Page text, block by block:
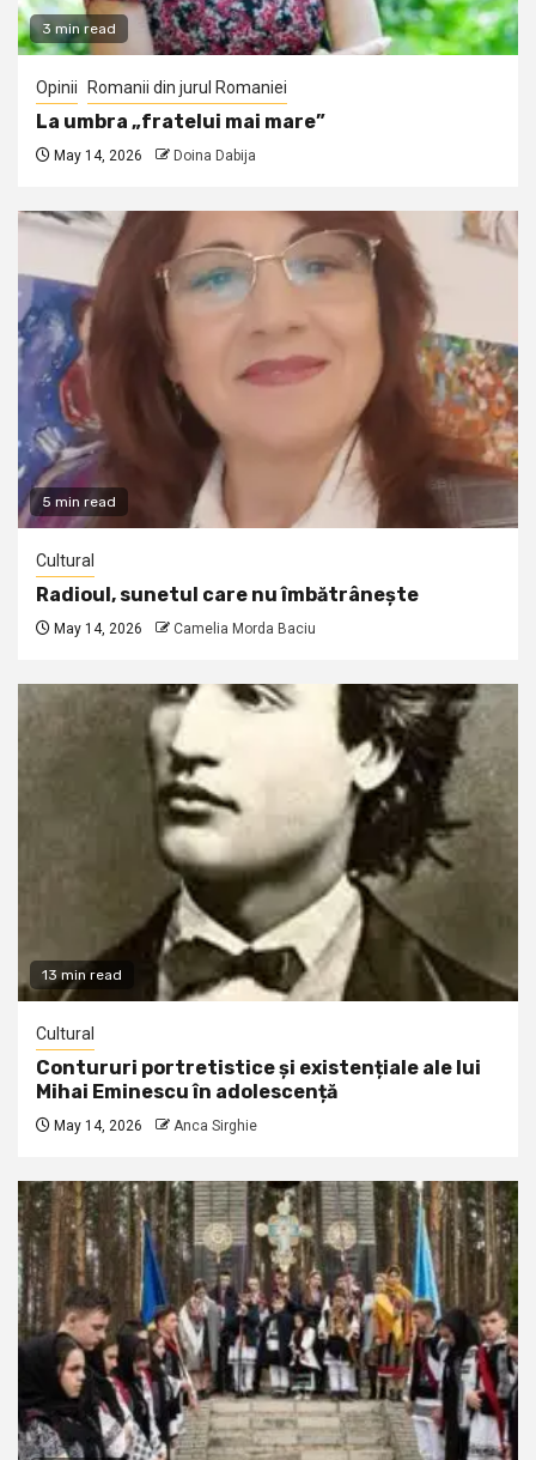
3 min read
Opinii Romanii din jurul Romaniei
La umbra „fratelui mai mare”
May 14, 2026 Doina Dabija
5 min read
Cultural
Radioul, sunetul care nu îmbătrânește
May 14, 2026 Camelia Morda Baciu
13 min read
Cultural
Contururi portretistice și existențiale ale lui
Mihai Eminescu în adolescență
May 14, 2026 Anca Sirghie